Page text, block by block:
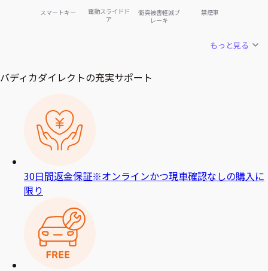
スマートキー
電動スライドド
ア
衝突被害軽減ブ
レーキ
禁煙車
もっと見る
バディカダイレクトの充実サポート
30日間返金保証※オンラインかつ現車確認なしの購入に
限り